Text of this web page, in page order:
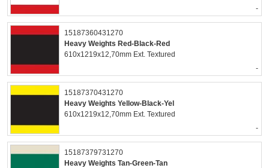
-
15187360431270
Heavy Weights Red-Black-Red
610x1219x12,70mm Ext. Textured
-
15187370431270
Heavy Weights Yellow-Black-Yel
610x1219x12,70mm Ext. Textured
-
15187379731270
Heavy Weights Tan-Green-Tan